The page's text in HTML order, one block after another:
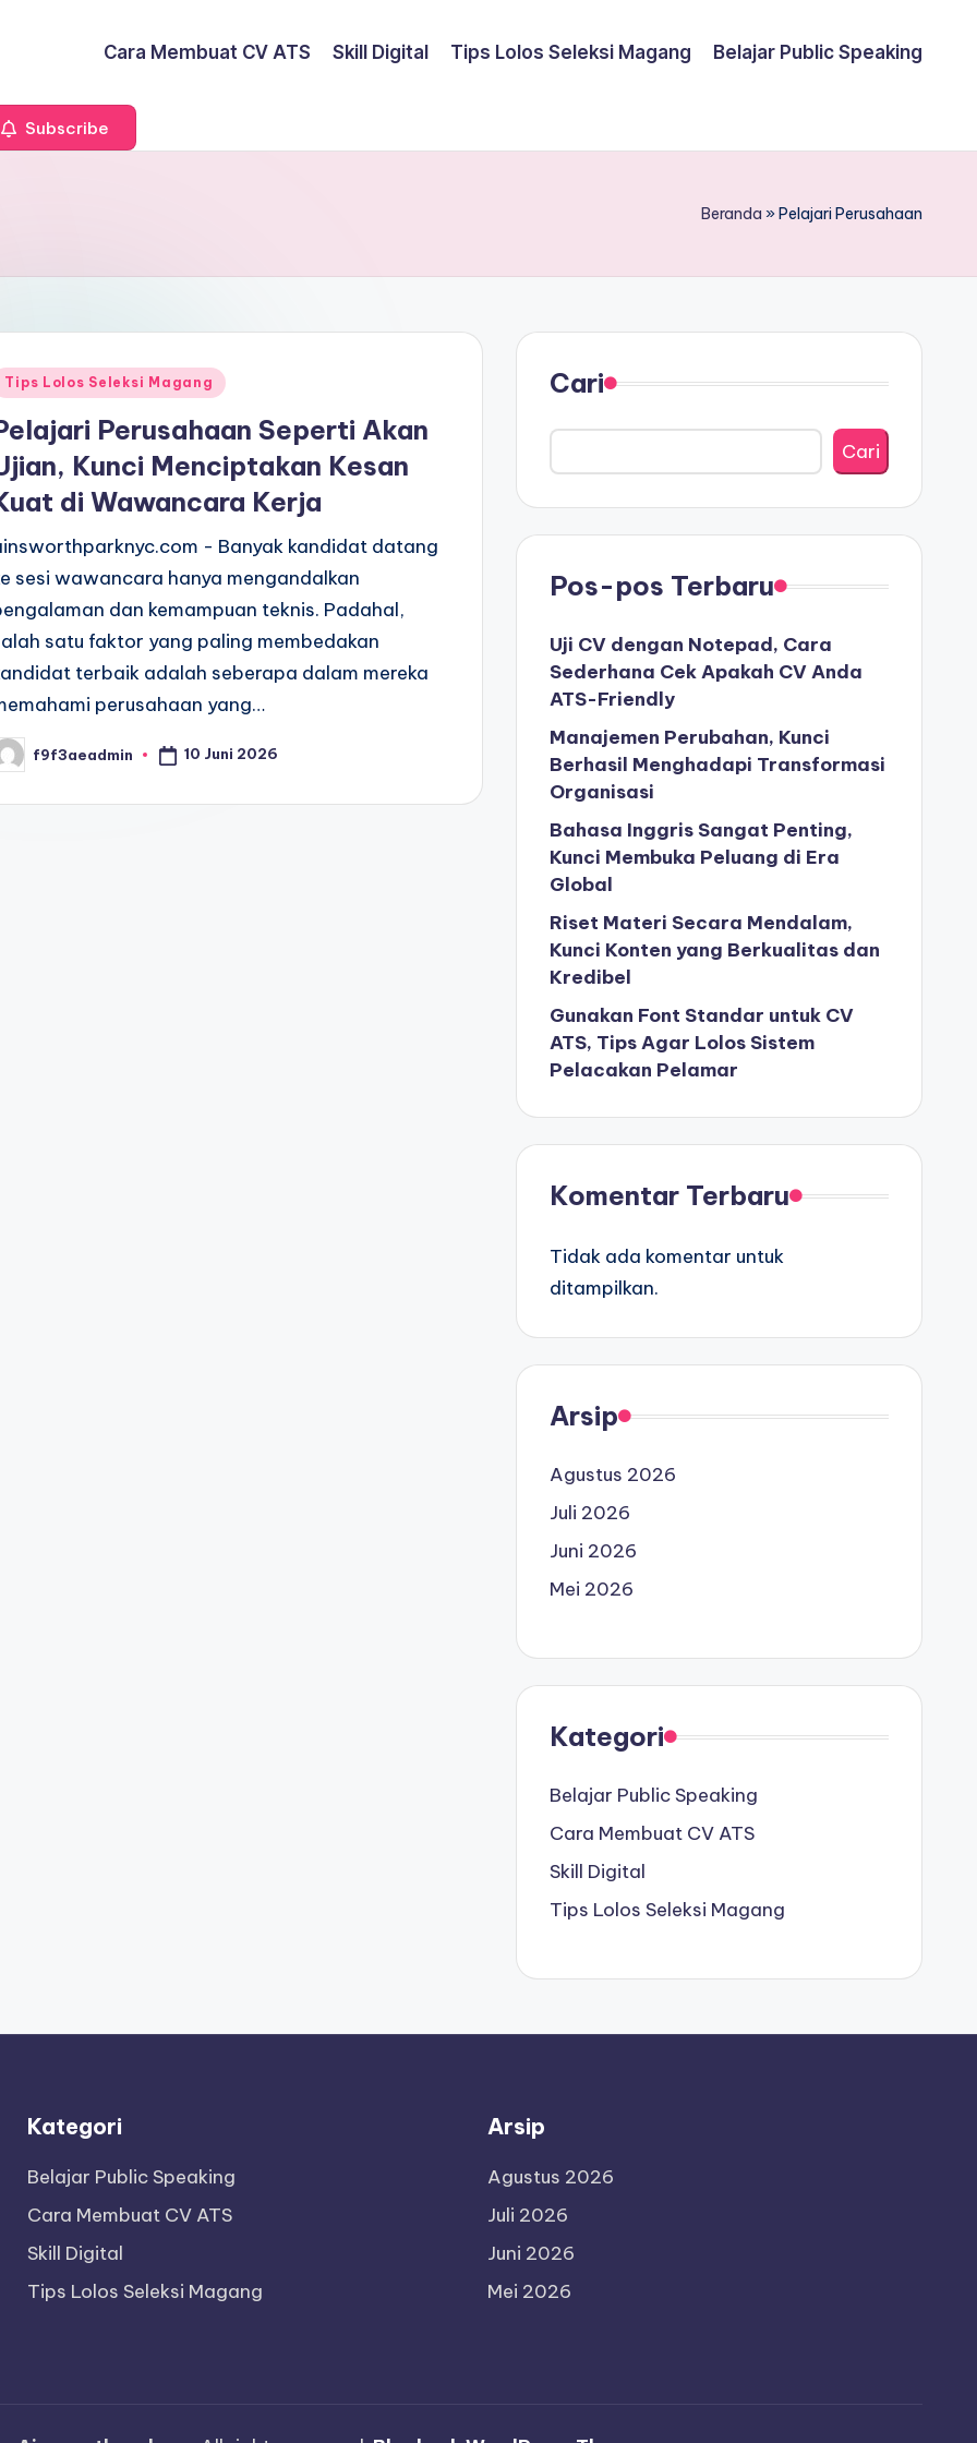
Cara Membuat CV ATS Skill Digital Tips Lolos Seleksi Magang Belajar Public Speaking
Subscribe
Beranda »Pelajari Perusahaan
Tips Lolos Seleksi Magang
Perusahaan Seperti Akan
Kunci Menciptakan Kesan
di Wawancara Kerja
- Banyak kandidat datang
sesi wawancara hanya mengandalkan
dan kemampuan teknis. Padahal,
satu faktor yang paling membedakan
terbaik adalah seberapa dalam mereka
perusahaan yang…
f9f3aeadmin 10 Juni 2026
Cari
Cari
Pos-pos Terbaru
Uji CV dengan Notepad, Cara
Sederhana Cek Apakah CV Anda
ATS-Friendly
Manajemen Perubahan, Kunci
Berhasil Menghadapi Transformasi
Organisasi
Bahasa Inggris Sangat Penting,
Kunci Membuka Peluang di Era
Global
Riset Materi Secara Mendalam,
Kunci Konten yang Berkualitas dan
Kredibel
Gunakan Font Standar untuk CV
ATS, Tips Agar Lolos Sistem
Pelacakan Pelamar
Komentar Terbaru
Tidak ada komentar untuk
ditampilkan.
Arsip
Agustus 2026
Juli 2026
Juni 2026
Mei 2026
Kategori
Belajar Public Speaking
Cara Membuat CV ATS
Skill Digital
Tips Lolos Seleksi Magang
Kategori
Belajar Public Speaking
Cara Membuat CV ATS
Skill Digital
Tips Lolos Seleksi Magang
Arsip
Agustus 2026
Juli 2026
Juni 2026
Mei 2026